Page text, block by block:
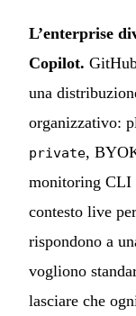
L’enterprise
Copilot.
una
organizzativo:
private,
monitoring CLI
contesto live
rispondono a
vogliono
lasciare che